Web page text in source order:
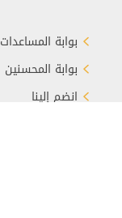
بوابة المساعدات
بوابة المحسنين
انضم إلينا